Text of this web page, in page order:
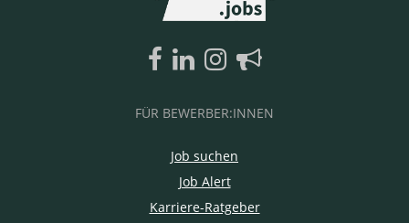
FÜR BEWERBER:INNEN
Job suchen
Job Alert
Karriere-Ratgeber